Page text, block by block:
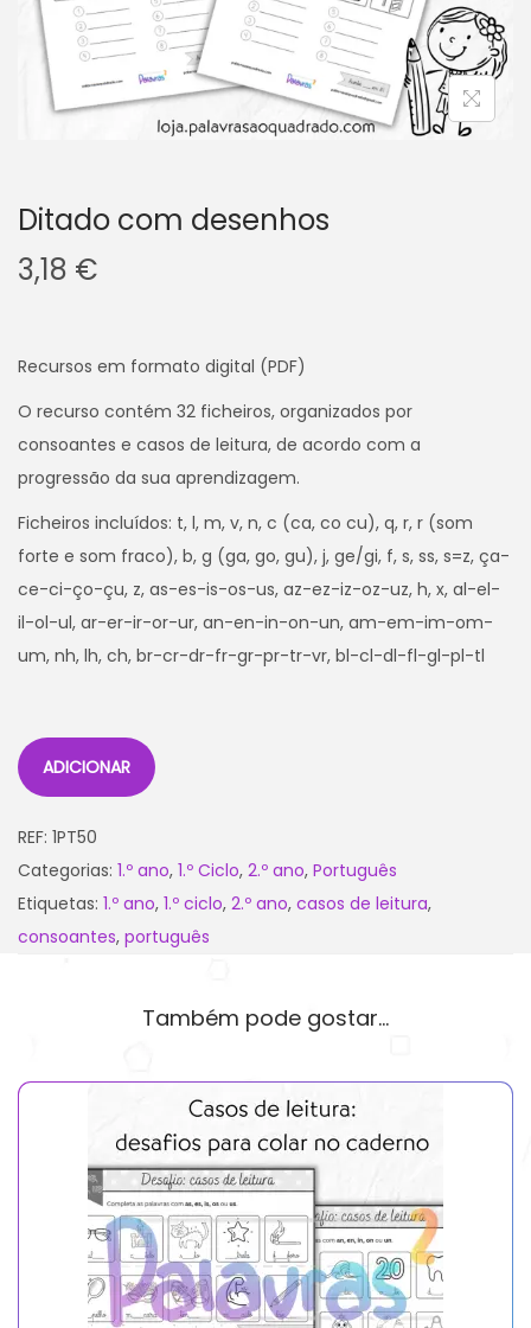
e
g
a
ç
t
e
ú
d
Ditado com desenhos
3,18 €
Recursos em formato digital (PDF)
O recurso contém 32 ficheiros, organizados por
consoantes e casos de leitura, de acordo com a
progressão da sua aprendizagem.
Ficheiros incluídos: t, l, m, v, n, c (ca, co cu), q, r, r (som
forte e som fraco), b, g (ga, go, gu), j, ge/gi, f, s, ss, s=z, ça-
ce-ci-ço-çu, z, as-es-is-os-us, az-ez-iz-oz-uz, h, x, al-el-
il-ol-ul, ar-er-ir-or-ur, an-en-in-on-un, am-em-im-om-
um, nh, lh, ch, br-cr-dr-fr-gr-pr-tr-vr, bl-cl-dl-fl-gl-pl-tl
ADICIONAR
REF: 1PT50
Categorias: 1.º ano, 1.º Ciclo, 2.º ano, Português
Etiquetas: 1.º ano, 1.º ciclo, 2.º ano, casos de leitura,
consoantes, português
Também pode gostar…